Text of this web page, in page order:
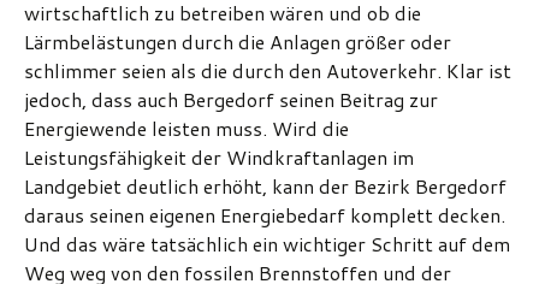
wirtschaftlich zu betreiben wären und ob die
Lärmbelästungen durch die Anlagen größer oder
schlimmer seien als die durch den Autoverkehr. Klar ist
jedoch, dass auch Bergedorf seinen Beitrag zur
Energiewende leisten muss. Wird die
Leistungsfähigkeit der Windkraftanlagen im
Landgebiet deutlich erhöht, kann der Bezirk Bergedorf
daraus seinen eigenen Energiebedarf komplett decken.
Und das wäre tatsächlich ein wichtiger Schritt auf dem
Weg weg von den fossilen Brennstoffen und der